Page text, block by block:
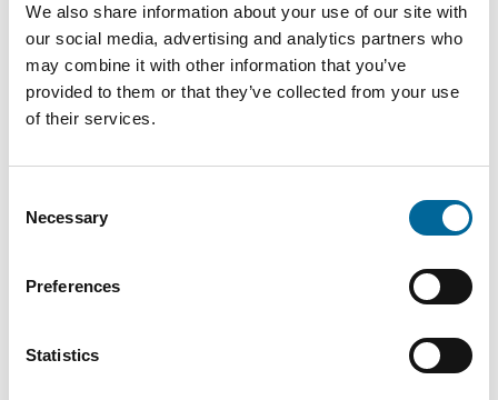
We also share information about your use of our site with
our social media, advertising and analytics partners who
may combine it with other information that you’ve
provided to them or that they’ve collected from your use
of their services.
Selection
Necessary
Preferences
Statistics